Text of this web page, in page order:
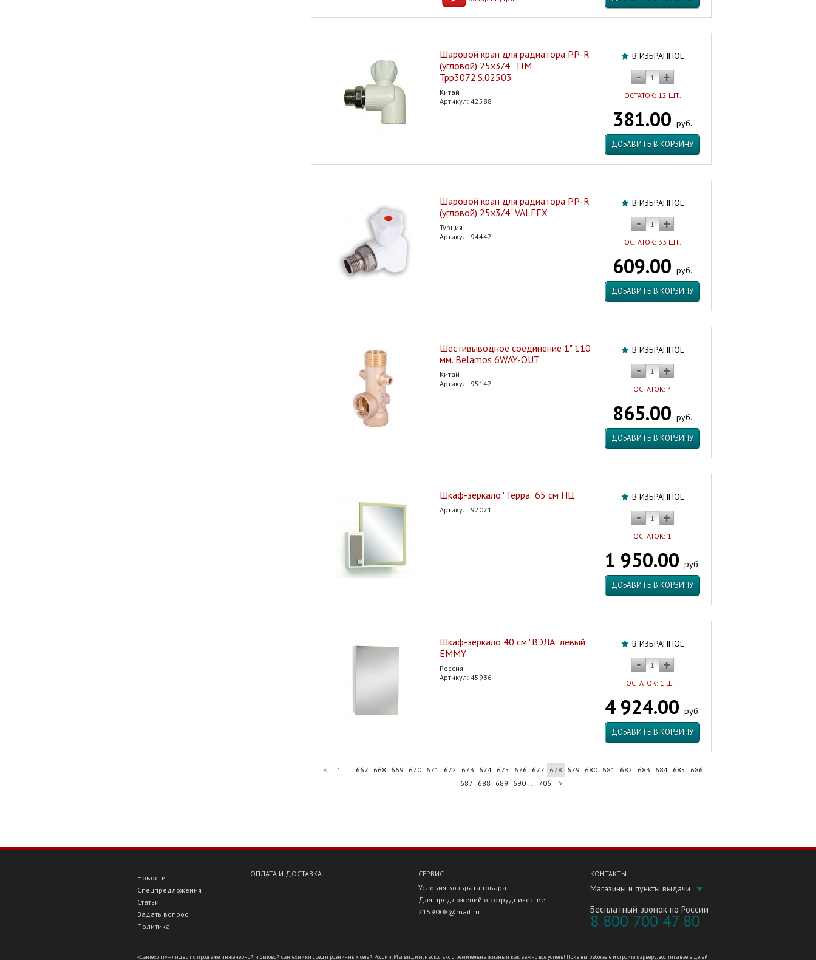
В ИЗБРАННОЕ
ОСТАТОК: 12 ШТ.
381.00 руб.
ДОБАВИТЬ В КОРЗИНУ
Шаровой кран для радиатора PP-R
(угловой) 25х3/4" TIM
Tpp3072.S.02503
Китай
Артикул: 42588
В ИЗБРАННОЕ
ОСТАТОК: 33 ШТ.
609.00 руб.
ДОБАВИТЬ В КОРЗИНУ
Шаровой кран для радиатора PP-R
(угловой) 25х3/4" VALFEX
Турция
Артикул: 94442
В ИЗБРАННОЕ
ОСТАТОК: 4
865.00 руб.
ДОБАВИТЬ В КОРЗИНУ
Шестивыводное соединение 1" 110
мм. Belamos 6WAY-OUT
Китай
Артикул: 95142
В ИЗБРАННОЕ
ОСТАТОК: 1
1 950.00 руб.
ДОБАВИТЬ В КОРЗИНУ
Шкаф-зеркало "Терра" 65 см НЦ
Артикул: 92071
В ИЗБРАННОЕ
ОСТАТОК: 1 ШТ.
4 924.00 руб.
ДОБАВИТЬ В КОРЗИНУ
Шкаф-зеркало 40 см "ВЭЛА" левый
EMMY
Россия
Артикул: 45936
< 1 ... 667 668 669 670 671 672 673 674 675 676 677 678 679 680 681 682 683 684 685
686
687
688 689 690 ... 706 >
КОНТАКТЫ
Магазины и пункты выдачи
Бесплатный звонок по России
8 800 700 47 80
Новости
Спецпредложения
Статьи
Задать вопрос
Политика
ОПЛАТА И ДОСТАВКА
СЕРВИС
Условия возврата товара
Для предложений о сотрудничестве
2159008@mail.ru
«Сантехопт» – лидер по продаже инженерной и бытовой сантехники среди розничных сетей России. Мы видим, насколько стремительна жизнь и как важно всё успеть! Пока вы работаете и строите карьеру, воспитываете детей